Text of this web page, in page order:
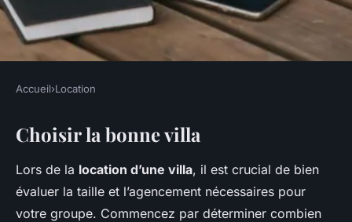
Louer une villa avec piscine :
nos conseils
Inaya•25 février 2025•5 min de lecture
Accueil›Location
Choisir la bonne villa
Lors de la location d’une villa, il est crucial de bien
évaluer la taille et l’agencement nécessaires pour
votre groupe. Commencez par déterminer combien